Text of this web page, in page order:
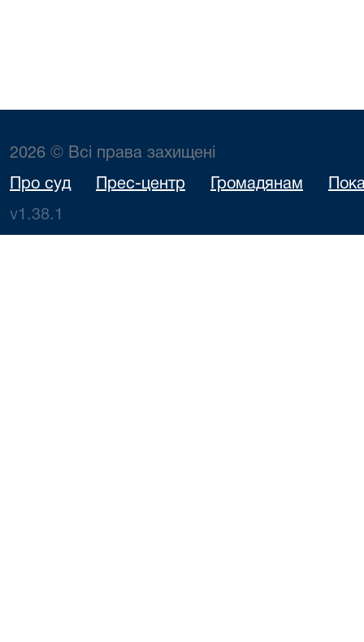
2026 © Всі права захищені
Про суд Прес-центр Громадянам
v1.38.1